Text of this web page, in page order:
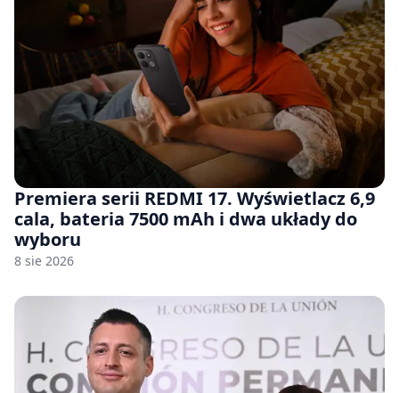
Premiera serii REDMI 17. Wyświetlacz 6,9
cala, bateria 7500 mAh i dwa układy do
wyboru
8 sie 2026